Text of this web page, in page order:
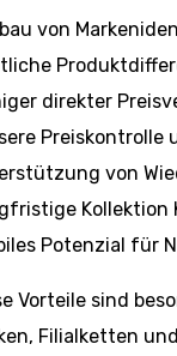
von
direkter
Preiskontrolle
von
Kollektion
Potenzial für
Vorteile sind
Filialketten